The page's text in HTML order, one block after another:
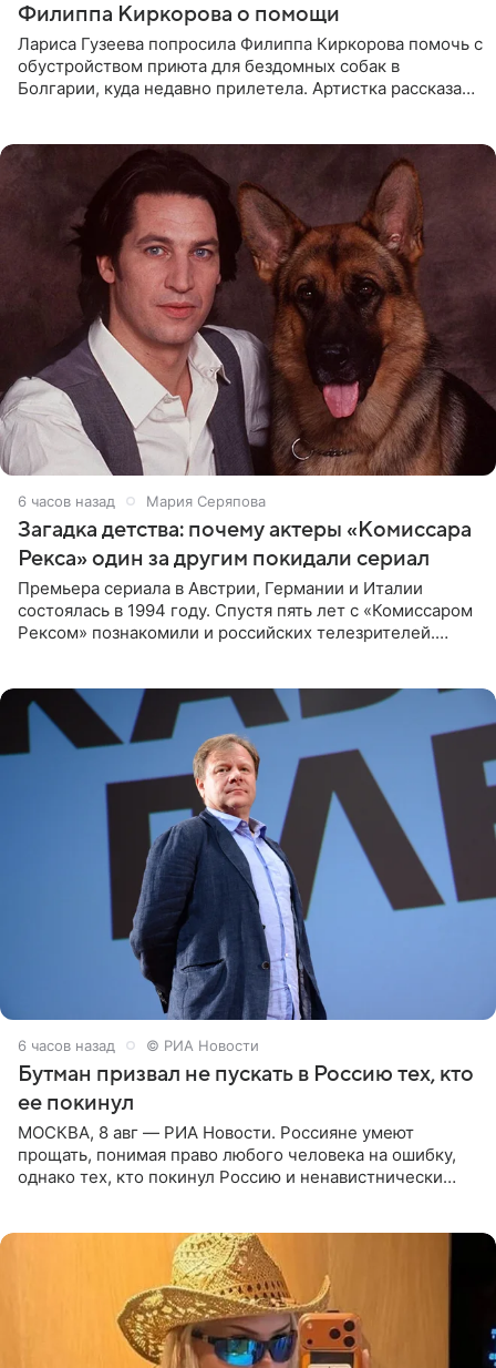
Филиппа Киркорова о помощи
Лариса Гузеева попросила Филиппа Киркорова помочь с
обустройством приюта для бездомных собак в
Болгарии, куда недавно прилетела. Артистка рассказала
6 часов назад Мария Серяпова
Загадка детства: почему актеры «Комиссара
Рекса» один за другим покидали сериал
Премьера сериала в Австрии, Германии и Италии
состоялась в 1994 году. Спустя пять лет с «Комиссаром
Рексом» познакомили и российских телезрителей.
6 часов назад © РИА Новости
Бутман призвал не пускать в Россию тех, кто
ее покинул
МОСКВА, 8 авг — РИА Новости. Россияне умеют
прощать, понимая право любого человека на ошибку,
однако тех, кто покинул Россию и ненавистнически